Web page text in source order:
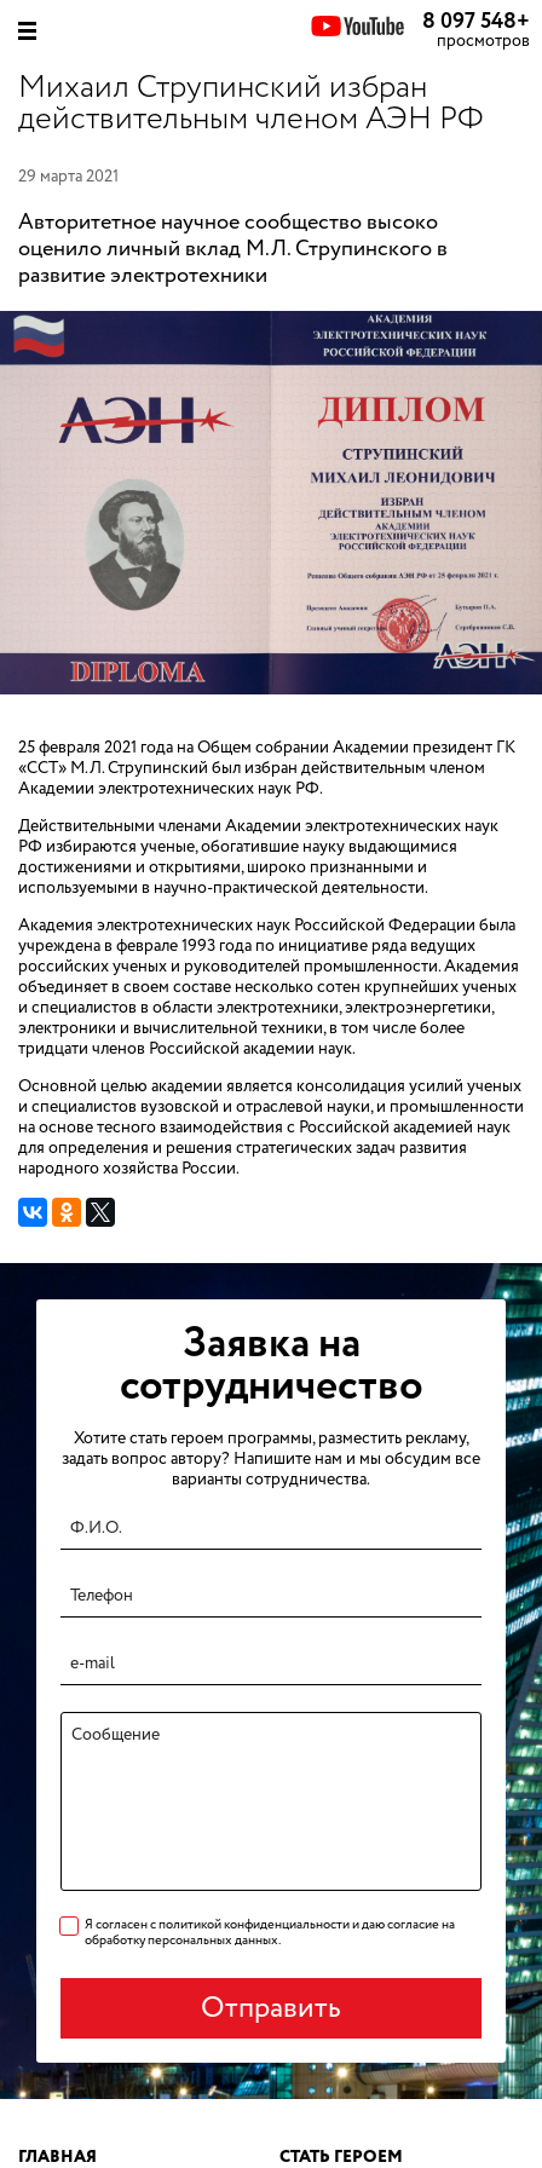
8 097 548+
просмотров
Михаил Струпинский избран
действительным членом АЭН РФ
29 марта 2021
Авторитетное научное сообщество высоко
оценило личный вклад М.Л. Струпинского в
развитие электротехники
25 февраля 2021 года на Общем собрании Академии президент ГК
«ССТ» М.Л. Струпинский был избран действительным членом
Академии электротехнических наук РФ.
Действительными членами Академии электротехнических наук
РФ избираются ученые, обогатившие науку выдающимися
достижениями и открытиями, широко признанными и
используемыми в научно-практической деятельности.
Академия электротехнических наук Российской Федерации была
учреждена в феврале 1993 года по инициативе ряда ведущих
российских ученых и руководителей промышленности. Академия
объединяет в своем составе несколько сотен крупнейших ученых
и специалистов в области электротехники, электроэнергетики,
электроники и вычислительной техники, в том числе более
тридцати членов Российской академии наук.
Основной целью академии является консолидация усилий ученых
и специалистов вузовской и отраслевой науки, и промышленности
на основе тесного взаимодействия с Российской академией наук
для определения и решения стратегических задач развития
народного хозяйства России.
Заявка на
сотрудничество
Хотите стать героем программы, разместить рекламу,
задать вопрос автору? Напишите нам и мы обсудим все
варианты сотрудничества.
Я согласен с политикой конфиденциальности и даю согласие на
обработку персональных данных.
Отправить
ГЛАВНАЯ
СТАТЬ ГЕРОЕМ